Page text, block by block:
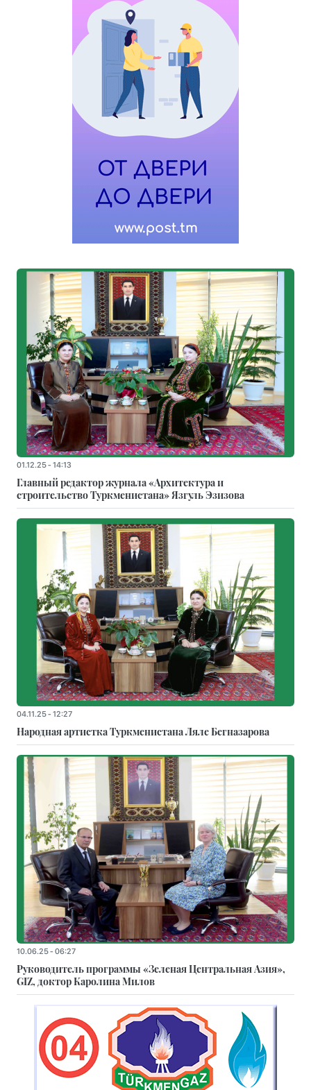
01.12.25 - 14:13
Главный редактор журнала «Архитектура и
строительство Туркменистана» Язгуль Эзизова
04.11.25 - 12:27
Народная артистка Туркменистана Ляле Бегназарова
10.06.25 - 06:27
Руководитель программы «Зеленая Центральная Азия»,
GIZ, доктор Каролина Милов